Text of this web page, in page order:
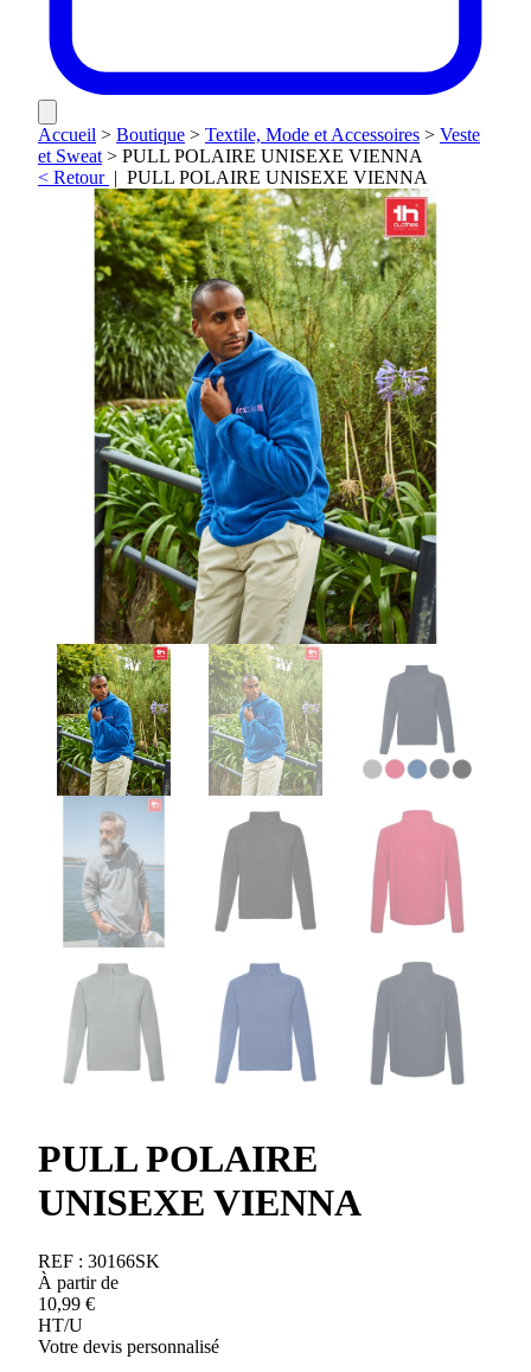
Accueil > Boutique > Textile, Mode et Accessoires > Veste
et Sweat> PULL POLAIRE UNISEXE VIENNA
< Retour | PULL POLAIRE UNISEXE VIENNA
PULL POLAIRE
UNISEXE VIENNA
REF : 30166SK
À partir de
10,99 €
HT/U
Votre devis personnalisé